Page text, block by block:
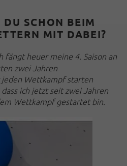
SCHON BEIM
MIT DABEI?
fängt heuer meine 4. Saison an
zwei Jahren
Wettkampf starten
ich jetzt seit zwei Jahren
Wettkampf gestartet bin.